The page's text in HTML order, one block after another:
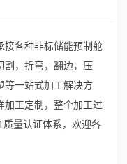
接各种非标储能预制舱
割，折弯，翻边，压
等一站式加工解决方
加工定制，整个加工过
量认证体系，欢迎各